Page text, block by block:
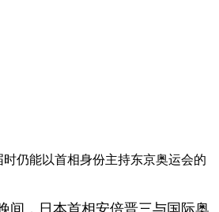
仍能以首相身份主持东京奥运会的
间，日本首相安倍晋三与国际奥